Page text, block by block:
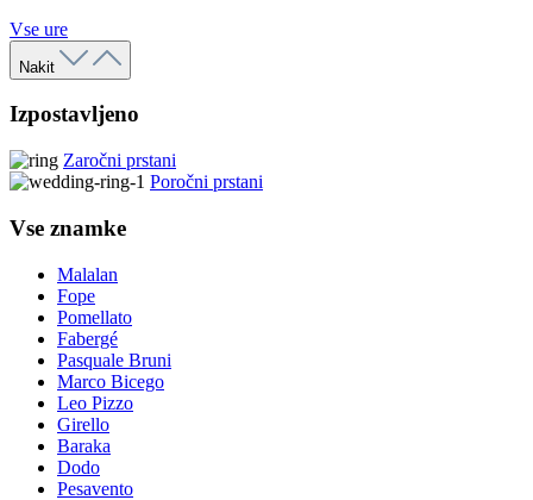
Vse ure
Nakit
Izpostavljeno
Zaročni prstani
Poročni prstani
Vse znamke
Malalan
Fope
Pomellato
Fabergé
Pasquale Bruni
Marco Bicego
Leo Pizzo
Girello
Baraka
Dodo
Pesavento